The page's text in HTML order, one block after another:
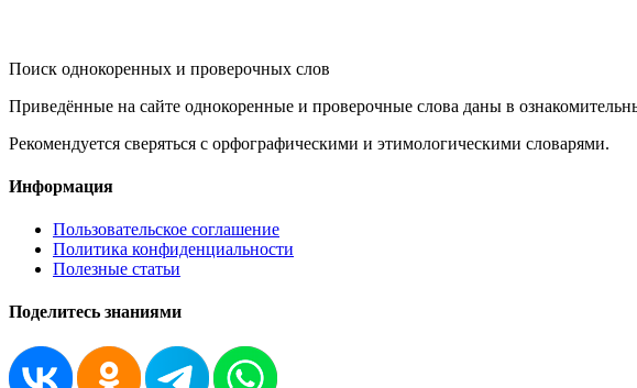
Поиск однокоренных и проверочных слов
Приведённые на сайте однокоренные и проверочные слова даны в
Рекомендуется сверяться с орфографическими и этимологическими словарями.
Информация
Пользовательское соглашение
Политика конфиденциальности
Полезные статьи
Поделитесь знаниями